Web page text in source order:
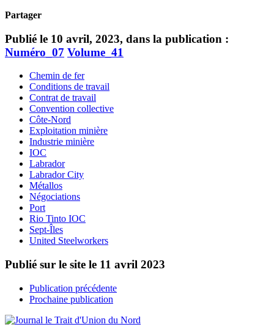
Partager
Publié le 10 avril, 2023, dans la publication :
Numéro_07 Volume_41
Chemin de fer
Conditions de travail
Contrat de travail
Convention collective
Côte-Nord
Exploitation minière
Industrie minière
IOC
Labrador
Labrador City
Métallos
Négociations
Port
Rio Tinto IOC
Sept-Îles
United Steelworkers
Publié sur le site le 11 avril 2023
Publication précédente
Prochaine publication